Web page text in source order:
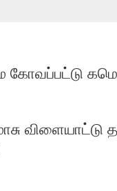
கோவப்பட்டு
விளையாட்டு